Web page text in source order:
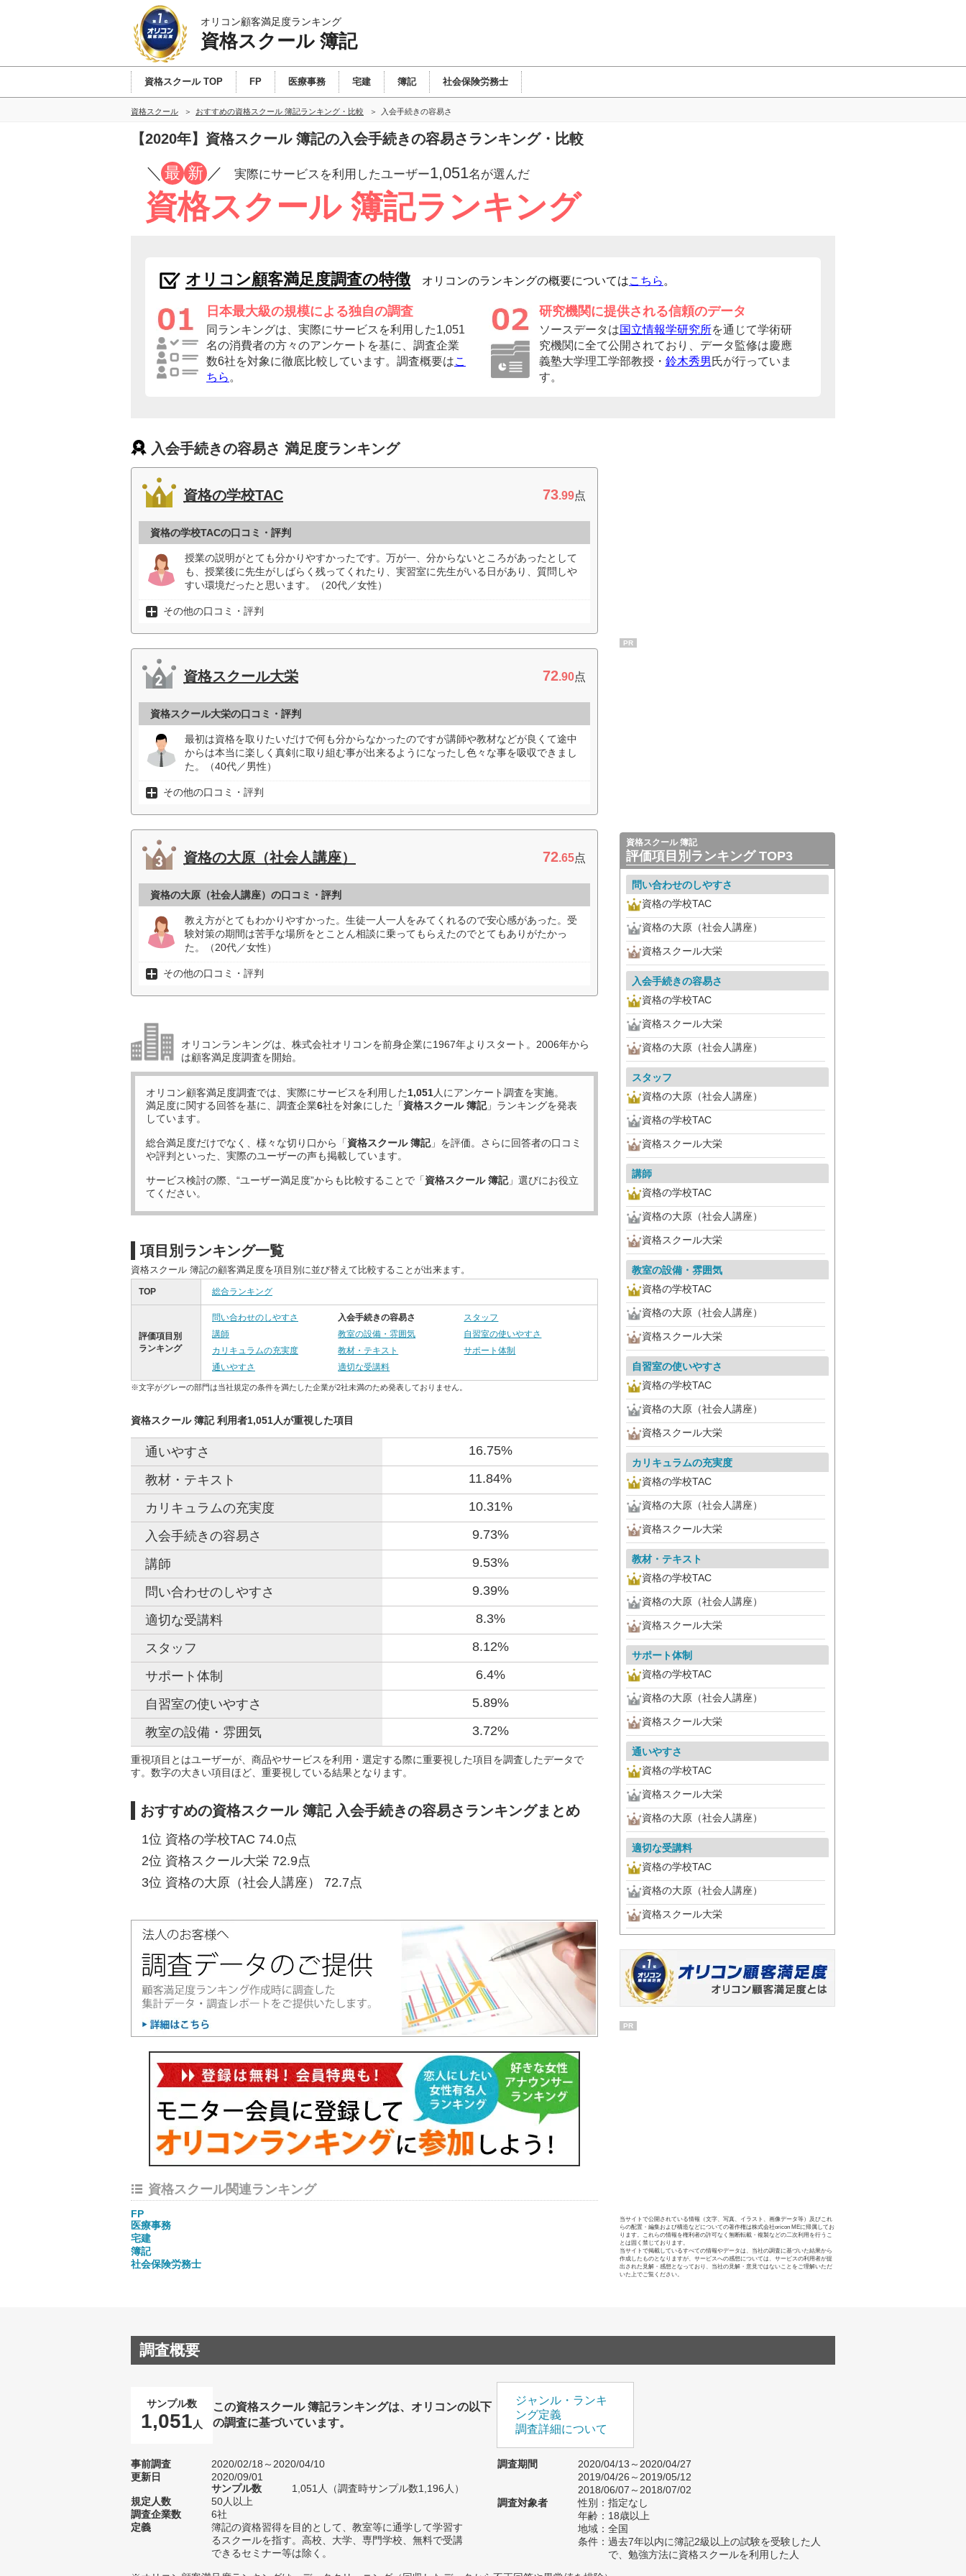
オリコン顧客満足度ランキング
資格スクール 簿記
資格スクール TOP FP 医療事務 宅建 簿記 社会保険労務士
資格スクール おすすめの資格スクール 簿記ランキング・比較 入会手続きの容易さ
【2020年】資格スクール 簿記の入会手続きの容易さランキング・比較
／ 最 新 ／ 実際にサービスを利用したユーザー1,051名が選んだ
資格スクール 簿記ランキング
オリコン顧客満足度調査の特徴 オリコンのランキングの概要についてはこちら 。
日本最大級の規模による独自の調査
同ランキングは、実際にサービスを利用した1,051
名の消費者の方々のアンケートを基に、調査企業
数6社を対象に徹底比較しています。調査概要はこ
ちら 。
研究機関に提供される信頼のデータ
ソースデータは国立情報学研究所を通じて学術研
究機関に全て公開されており、データ監修は慶應
義塾大学理工学部教授・ 鈴木秀男 氏が行っていま
す。
入会手続きの容易さ 満足度ランキング
資格の学校TAC 73.99点
資格の学校TACの口コミ・評判
授業の説明がとても分かりやすかったです。万が一、分からないところがあったとして
も、授業後に先生がしばらく残ってくれたり、実習室に先生がいる日があり、質問しや
すい環境だったと思います。（20代／女性）
その他の口コミ・評判
資格スクール大栄 72.90点
資格スクール大栄の口コミ・評判
最初は資格を取りたいだけで何も分からなかったのですが講師や教材などが良くて途中
からは本当に楽しく真剣に取り組む事が出来るようになったし色々な事を吸収できまし
た。（40代／男性）
その他の口コミ・評判
資格の大原（社会人講座） 72.65点
資格の大原（社会人講座）の口コミ・評判
教え方がとてもわかりやすかった。生徒一人一人をみてくれるので安心感があった。受
験対策の期間は苦手な場所をとことん相談に乗ってもらえたのでとてもありがたかっ
た。（20代／女性）
その他の口コミ・評判
オリコンランキングは、株式会社オリコンを前身企業に1967年よりスタート。2006年から
は顧客満足度調査を開始。
オリコン顧客満足度調査では、実際にサービスを利用した1,051人にアンケート調査を実施。
満足度に関する回答を基に、調査企業6社を対象にした「資格スクール 簿記」ランキングを発表
しています。
総合満足度だけでなく、様々な切り口から「資格スクール 簿記」を評価。さらに回答者の口コミ
や評判といった、実際のユーザーの声も掲載しています。
サービス検討の際、“ユーザー満足度”からも比較することで「資格スクール 簿記」選びにお役立
てください。
項目別ランキング一覧
資格スクール 簿記の顧客満足度を項目別に並び替えて比較することが出来ます。
TOP 総合ランキング
評価項目別
ランキング
問い合わせのしやすさ 入会手続きの容易さ
スタッフ
講師
教室の設備・雰囲気
自習室の使いやすさ
カリキュラムの充実度
教材・テキスト
サポート体制
通いやすさ
適切な受講料
※文字がグレーの部門は当社規定の条件を満たした企業が2社未満のため発表しておりません。
資格スクール 簿記 利用者1,051人が重視した項目
通いやすさ 16.75%
教材・テキスト 11.84%
カリキュラムの充実度 10.31%
入会手続きの容易さ 9.73%
講師 9.53%
問い合わせのしやすさ 9.39%
適切な受講料 8.3%
スタッフ 8.12%
サポート体制 6.4%
自習室の使いやすさ 5.89%
教室の設備・雰囲気 3.72%
重視項目とはユーザーが、商品やサービスを利用・選定する際に重要視した項目を調査したデータで
す。数字の大きい項目ほど、重要視している結果となります。
おすすめの資格スクール 簿記 入会手続きの容易さランキングまとめ
1位 資格の学校TAC 74.0点
2位 資格スクール大栄 72.9点
3位 資格の大原（社会人講座） 72.7点
資格スクール関連ランキング
FP
医療事務
宅建
簿記
社会保険労務士
PR
資格スクール 簿記
評価項目別ランキング TOP3
問い合わせのしやすさ
資格の学校TAC
資格の大原（社会人講座）
資格スクール大栄
入会手続きの容易さ
資格の学校TAC
資格スクール大栄
資格の大原（社会人講座）
スタッフ
資格の大原（社会人講座）
資格の学校TAC
資格スクール大栄
講師
資格の学校TAC
資格の大原（社会人講座）
資格スクール大栄
教室の設備・雰囲気
資格の学校TAC
資格の大原（社会人講座）
資格スクール大栄
自習室の使いやすさ
資格の学校TAC
資格の大原（社会人講座）
資格スクール大栄
カリキュラムの充実度
資格の学校TAC
資格の大原（社会人講座）
資格スクール大栄
教材・テキスト
資格の学校TAC
資格の大原（社会人講座）
資格スクール大栄
サポート体制
資格の学校TAC
資格の大原（社会人講座）
資格スクール大栄
通いやすさ
資格の学校TAC
資格スクール大栄
資格の大原（社会人講座）
適切な受講料
資格の学校TAC
資格の大原（社会人講座）
資格スクール大栄
PR
当サイトで公開されている情報（文字、写真、イラスト、画像データ等）及びこれ
らの配置・編集および構造などについての著作権は株式会社oricon MEに帰属してお
ります。これらの情報を権利者の許可なく無断転載・複製などの二次利用を行うこ
とは固く禁じております。
当サイトで掲載しているすべての情報やデータは、当社の調査に基づいた結果から
作成したものとなりますが、サービスへの感想については、サービスの利用者が提
出された見解・感想となっており、当社の見解・意見ではないことをご理解いただ
いた上でご覧ください。
調査概要
サンプル数
1,051 人
この資格スクール 簿記ランキングは、オリコンの以下
の調査に基づいています。
ジャンル・ランキ
ング定義
調査詳細について
事前調査
2020/02/18～2020/04/10
更新日
2020/09/01
サンプル数
1,051人（調査時サンプル数1,196人）
規定人数
50人以上
調査企業数
6社
定義
簿記の資格習得を目的として、教室等に通学して学習す
るスクールを指す。高校、大学、専門学校、無料で受講
できるセミナー等は除く。
調査期間
2020/04/13～2020/04/27
2019/04/26～2019/05/12
2018/06/07～2018/07/02
調査対象者
性別：指定なし
年齢：18歳以上
地域：全国
条件：過去7年以内に簿記2級以上の試験を受験した人
で、勉強方法に資格スクールを利用した人